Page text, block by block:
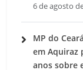
6 de agosto
MP do
em Aquiraz
anos sobre